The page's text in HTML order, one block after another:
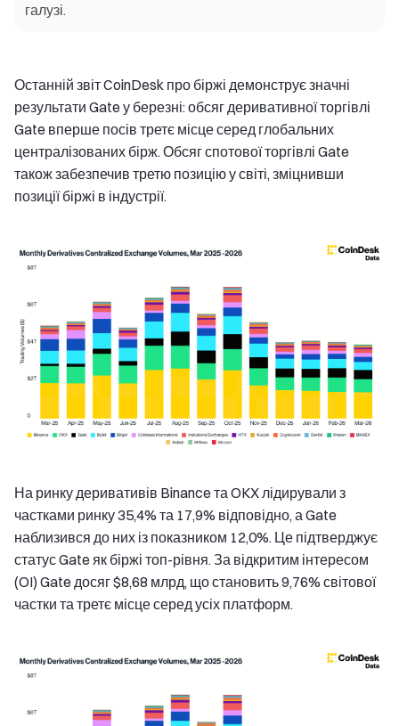
галузі.
Останній звіт CoinDesk про біржі демонструє значні
результати Gate у березні: обсяг деривативної торгівлі
Gate вперше посів третє місце серед глобальних
централізованих бірж. Обсяг спотової торгівлі Gate
також забезпечив третю позицію у світі, зміцнивши
позиції біржі в індустрії.
На ринку деривативів Binance та OKX лідирували з
частками ринку 35,4% та 17,9% відповідно, а Gate
наблизився до них із показником 12,0%. Це підтверджує
статус Gate як біржі топ-рівня. За відкритим інтересом
(OI) Gate досяг $8,68 млрд, що становить 9,76% світової
частки та третє місце серед усіх платформ.